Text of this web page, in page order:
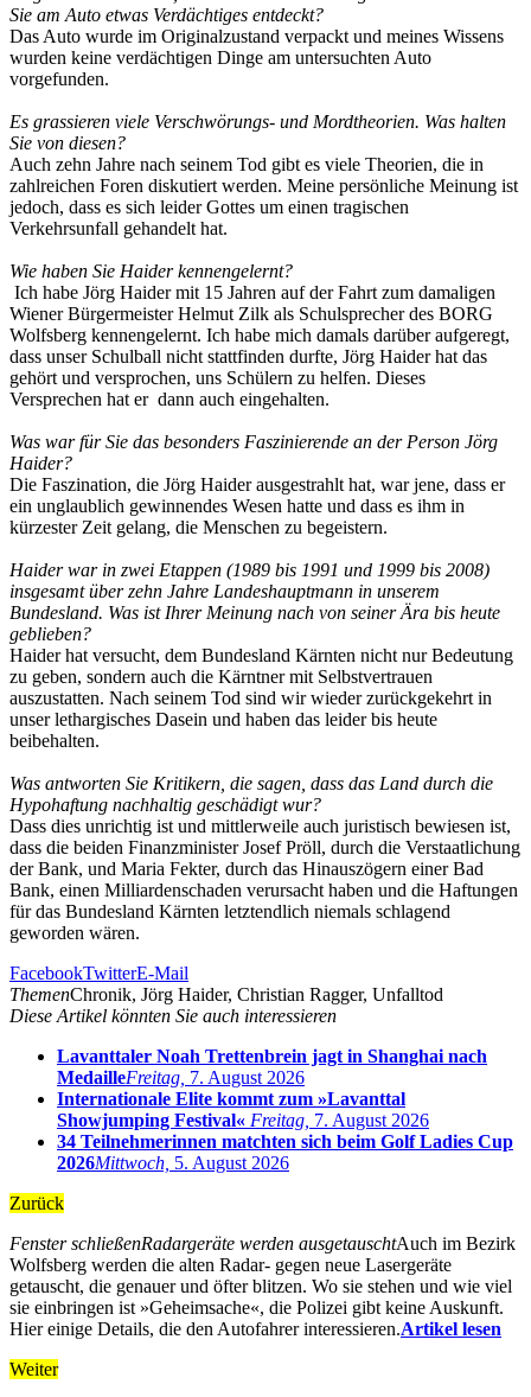
Sie am Auto etwas Verdächtiges entdeckt?
Das Auto wurde im Originalzustand verpackt und meines Wissens
wurden keine verdächtigen Dinge am untersuchten Auto
vorgefunden.
Es grassieren viele Verschwörungs- und Mordtheorien. Was halten
Sie von diesen?
Auch zehn Jahre nach seinem Tod gibt es viele Theorien, die in
zahlreichen Foren diskutiert werden. Meine persönliche Meinung ist
jedoch, dass es sich leider Gottes um einen tragischen
Verkehrsunfall gehandelt hat.
Wie haben Sie Haider kennengelernt?
Ich habe Jörg Haider mit 15 Jahren auf der Fahrt zum damaligen
Wiener Bürgermeister Helmut Zilk als Schulsprecher des BORG
Wolfsberg kennengelernt. Ich habe mich damals darüber aufgeregt,
dass unser Schulball nicht stattfinden durfte, Jörg Haider hat das
gehört und versprochen, uns Schülern zu helfen. Dieses
Versprechen hat er dann auch eingehalten.
Was war für Sie das besonders Faszinierende an der Person Jörg
Haider?
Die Faszination, die Jörg Haider ausgestrahlt hat, war jene, dass er
ein unglaublich gewinnendes Wesen hatte und dass es ihm in
kürzester Zeit gelang, die Menschen zu begeistern.
Haider war in zwei Etappen (1989 bis 1991 und 1999 bis 2008)
insgesamt über zehn Jahre Landeshauptmann in unserem
Bundesland. Was ist Ihrer Meinung nach von seiner Ära bis heute
geblieben?
Haider hat versucht, dem Bundesland Kärnten nicht nur Bedeutung
zu geben, sondern auch die Kärntner mit Selbstvertrauen
auszustatten. Nach seinem Tod sind wir wieder zurückgekehrt in
unser lethargisches Dasein und haben das leider bis heute
beibehalten.
Was antworten Sie Kritikern, die sagen, dass das Land durch die
Hypohaftung nachhaltig geschädigt wur?
Dass dies unrichtig ist und mittlerweile auch juristisch bewiesen ist,
dass die beiden Finanzminister Josef Pröll, durch die Verstaatlichung
der Bank, und Maria Fekter, durch das Hinauszögern einer Bad
Bank, einen Milliardenschaden verursacht haben und die Haftungen
für das Bundesland Kärnten letztendlich niemals schlagend
geworden wären.
FacebookTwitterE-Mail
ThemenChronik, Jörg Haider, Christian Ragger, Unfalltod
Diese Artikel könnten Sie auch interessieren
Lavanttaler Noah Trettenbrein jagt in Shanghai nach
MedailleFreitag, 7. August 2026
Internationale Elite kommt zum »Lavanttal
Showjumping Festival« Freitag, 7. August 2026
34 Teilnehmerinnen matchten sich beim Golf Ladies Cup
2026Mittwoch, 5. August 2026
Zurück
Fenster schließenRadargeräte werden ausgetauschtAuch im Bezirk
Wolfsberg werden die alten Radar- gegen neue Lasergeräte
getauscht, die genauer und öfter blitzen. Wo sie stehen und wie viel
sie einbringen ist »Geheimsache«, die Polizei gibt keine Auskunft.
Hier einige Details, die den Autofahrer interessieren.Artikel lesen
Weiter